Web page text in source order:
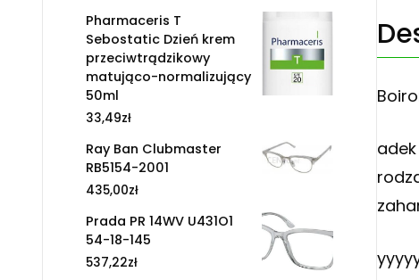
Pharmaceris T
Sebostatic Dzień krem
przeciwtrądzikowy
matująco-normalizujący
50ml
33,49zł
Ray Ban Clubmaster
RB5154-2001
435,00zł
Prada PR 14WV U431O1
54-18-145
537,22zł